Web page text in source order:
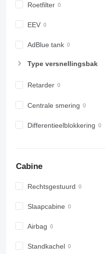
Roetfilter
EEV
AdBlue tank
Type versnellingsbak
Retarder
Centrale smering
Differentieelblokkering
Cabine
Rechtsgestuurd
Slaapcabine
Airbag
Standkachel